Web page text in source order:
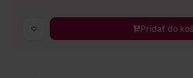
Pridať do